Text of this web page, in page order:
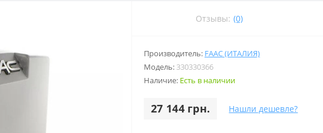
Отзывы: (0)
Производитель: FAAC (ИТАЛИЯ)
Модель: 330330366
Наличие: Есть в наличии
27 144 грн. Нашли дешевле?